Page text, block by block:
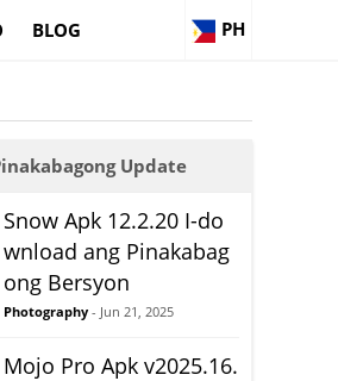
BLOG PH
Update
Snow Apk 12.2.20 I-do
wnload ang Pinakabag
ong Bersyon
Photography - Jun 21, 2025
Mojo Pro Apk v2025.16.